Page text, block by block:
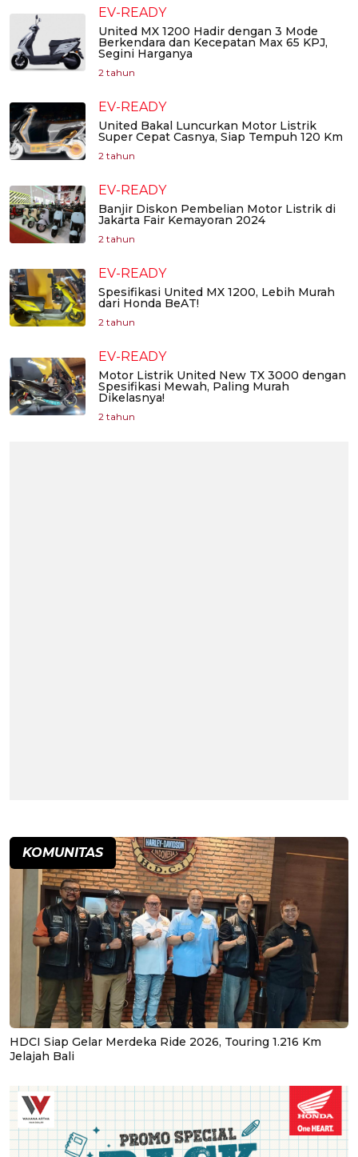
EV-READY
United MX 1200 Hadir dengan 3 Mode
Berkendara dan Kecepatan Max 65 KPJ,
Segini Harganya
2 tahun
EV-READY
United Bakal Luncurkan Motor Listrik
Super Cepat Casnya, Siap Tempuh 120 Km
2 tahun
EV-READY
Banjir Diskon Pembelian Motor Listrik di
Jakarta Fair Kemayoran 2024
2 tahun
EV-READY
Spesifikasi United MX 1200, Lebih Murah
dari Honda BeAT!
2 tahun
EV-READY
Motor Listrik United New TX 3000 dengan
Spesifikasi Mewah, Paling Murah
Dikelasnya!
2 tahun
KOMUNITAS
HDCI Siap Gelar Merdeka Ride 2026, Touring 1.216 Km
Jelajah Bali